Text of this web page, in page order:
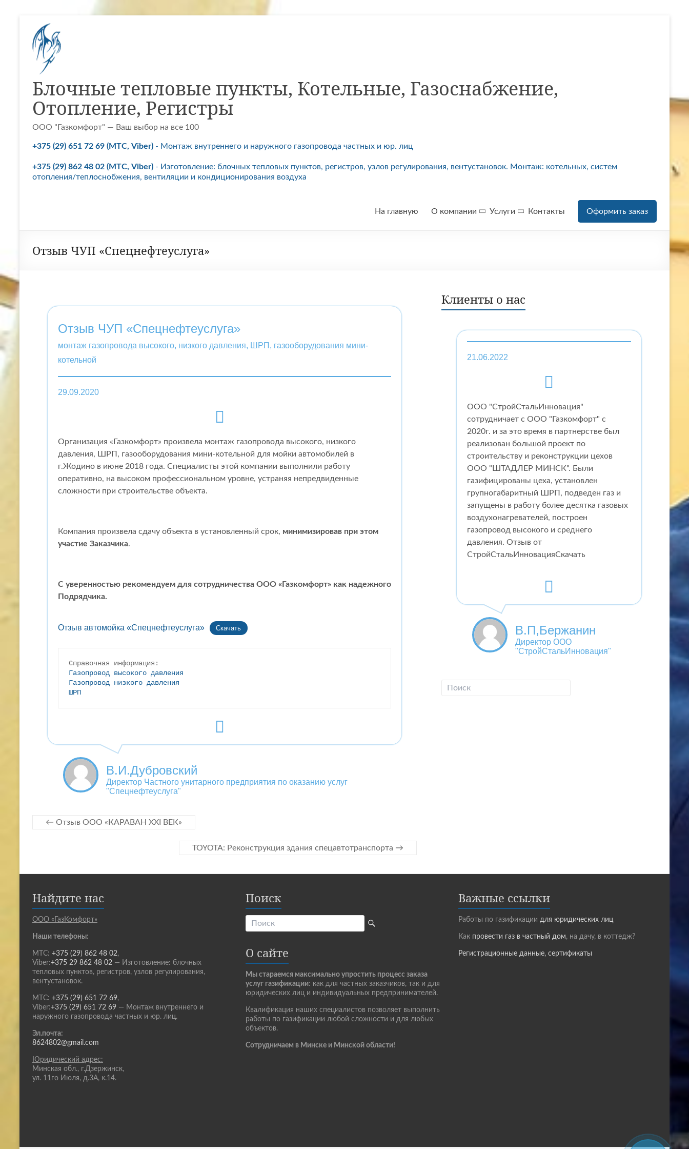
содержимому
Блочные тепловые пункты, Котельные, Газоснабжение,
Отопление, Регистры
ООО "Газкомфорт" — Ваш выбор на все 100
+375 (29) 651 72 69 (МТС, Viber) - Монтаж внутреннего и наружного газопровода частных и юр. лиц
+375 (29) 862 48 02 (МТС, Viber) - Изготовление: блочных тепловых пунктов, регистров, узлов регулирования, вентустановок. Монтаж: котельных, систем
отопления/теплоснобжения, вентиляции и кондиционирования воздуха
На главную О компании Услуги Контакты Оформить заказ
Отзыв ЧУП «Спецнефтеуслуга»
Отзыв ЧУП «Спецнефтеуслуга»
монтаж газопровода высокого, низкого давления, ШРП, газооборудования мини-
котельной
29.09.2020
Организация «Газкомфорт» произвела монтаж газопровода высокого, низкого
давления, ШРП, газооборудования мини-котельной для мойки автомобилей в
г.Жодино в июне 2018 года. Специалисты этой компании выполнили работу
оперативно, на высоком профессиональном уровне, устраняя непредвиденные
сложности при строительстве объекта.
Компания произвела сдачу объекта в установленный срок, минимизировав при этом
участие Заказчика.
С уверенностью рекомендуем для сотрудничества ООО «Газкомфорт» как надежного
Подрядчика.
Отзыв автомойка «Спецнефтеуслуга» Скачать
Газопровод высокого давления
Газопровод низкого давления
ШРП
В.И.Дубровский
Директор Частного унитарного предприятия по оказанию услуг
"Спецнефтеуслуга"
← Отзыв ООО «КАРАВАН XXI ВЕК»
TOYOTA: Реконструкция здания спецавтотранспорта →
Клиенты о нас
21.06.2022
ООО "СтройСтальИнновация"
сотрудничает с ООО "Газкомфорт" с
2020г. и за это время в партнерстве был
реализован большой проект по
строительству и реконструкции цехов
ООО "ШТАДЛЕР МИНСК". Были
газифицированы цеха, установлен
групногабаритный ШРП, подведен газ и
запущены в работу более десятка газовых
воздухонагревателей, построен
газопровод высокого и среднего
давления. Отзыв от
СтройСтальИнновацияСкачать
В.П,Бержанин
Директор ООО
"СтройСтальИнновация"
Найдите нас
ООО «ГазКомфорт»
Наши телефоны:
МТС: +375 (29) 862 48 02,
Viber:+375 29 862 48 02 — Изготовление: блочных
тепловых пунктов, регистров, узлов регулирования,
вентустановок.
МТС: +375 (29) 651 72 69,
Viber:+375 (29) 651 72 69 — Монтаж внутреннего и
наружного газопровода частных и юр. лиц.
Эл.почта:
8624802@gmail.com
Юридический адрес:
Минская обл., г.Дзержинск,
ул. 11го Июля, д.3А, к.14.
Поиск
О сайте
Мы стараемся максимально упростить процесс заказа
услуг газификации: как для частных заказчиков, так и для
юридических лиц и индивидуальных предпринимателей.
Квалификация наших специалистов позволяет выполнить
работы по газификации любой сложности и для любых
объектов.
Сотрудничаем в Минске и Минской области!
Важные ссылки
Работы по газификациидля юридических лиц
Как провести газ в частный дом, на дачу, в коттедж?
Регистрационные данные, сертификаты